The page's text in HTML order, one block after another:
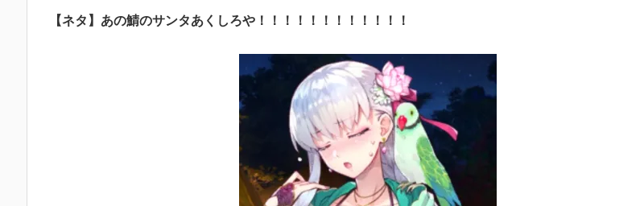
【ネタ】あの鯖のサンタあくしろや！！！！！！！！！！！！